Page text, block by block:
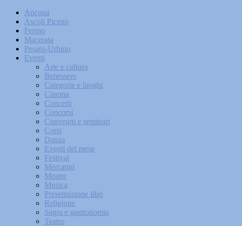
Ancona
Ascoli Piceno
Fermo
Macerata
Pesaro-Urbino
Eventi
Arte e cultura
Benessere
Categorie e luoghi
Cinema
Concerti
Concorsi
Convegni e seminari
Corsi
Danza
Eventi del mese
Festival
Mercatini
Mostre
Musica
Presentazione libri
Religione
Sagra e gastronomia
Teatro